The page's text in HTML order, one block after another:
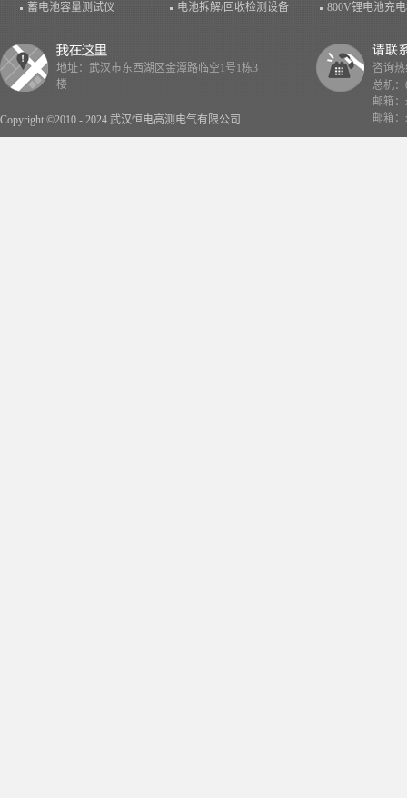
蓄电池容量测试仪
电池拆解/回收检测设备
800V锂电池充
Copyright ©2010 - 2024 武汉恒电高测电气有限公司
地址：武汉市东西湖区金潭路临空1号1栋3
楼
咨询热
总机：
邮箱
邮箱